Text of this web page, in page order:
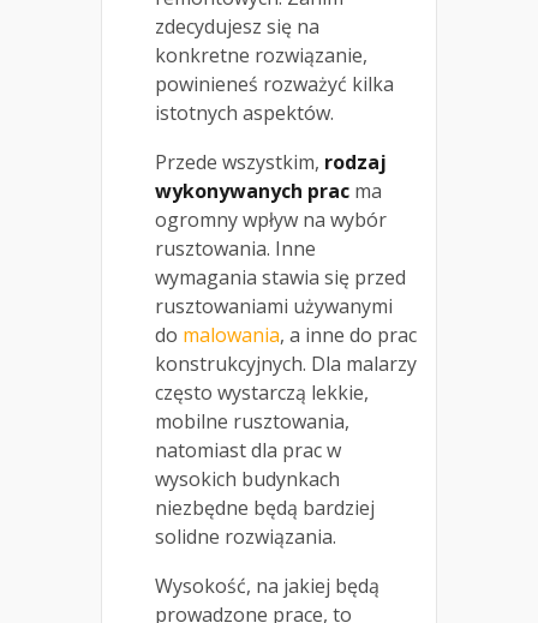
zdecydujesz się na
konkretne rozwiązanie,
powinieneś rozważyć kilka
istotnych aspektów.
Przede wszystkim, rodzaj
wykonywanych prac ma
ogromny wpływ na wybór
rusztowania. Inne
wymagania stawia się przed
rusztowaniami używanymi
do malowania, a inne do prac
konstrukcyjnych. Dla malarzy
często wystarczą lekkie,
mobilne rusztowania,
natomiast dla prac w
wysokich budynkach
niezbędne będą bardziej
solidne rozwiązania.
Wysokość, na jakiej będą
prowadzone prace, to